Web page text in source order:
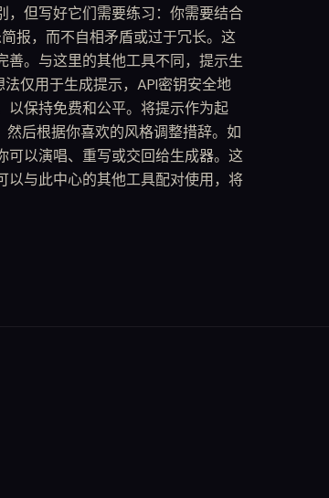
，但写好它们需要练习：你需要结合
报，而不自相矛盾或过于冗长。这
。与这里的其他工具不同，提示生
仅用于生成提示，API密钥安全地
以保持免费和公平。将提示作为起
后根据你喜欢的风格调整措辞。如
可以演唱、重写或交回给生成器。这
以与此中心的其他工具配对使用，将